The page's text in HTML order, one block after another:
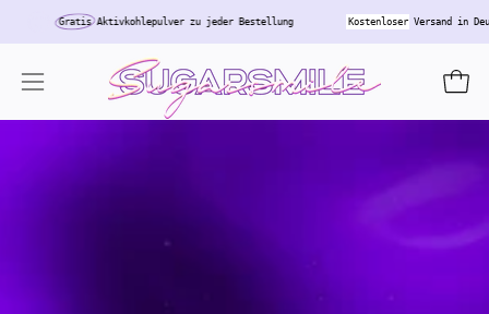
überspringen
GratisAktivkohlepulver zu jeder Bestellung KostenloserVersand in
Navigationsmenü
öffnen